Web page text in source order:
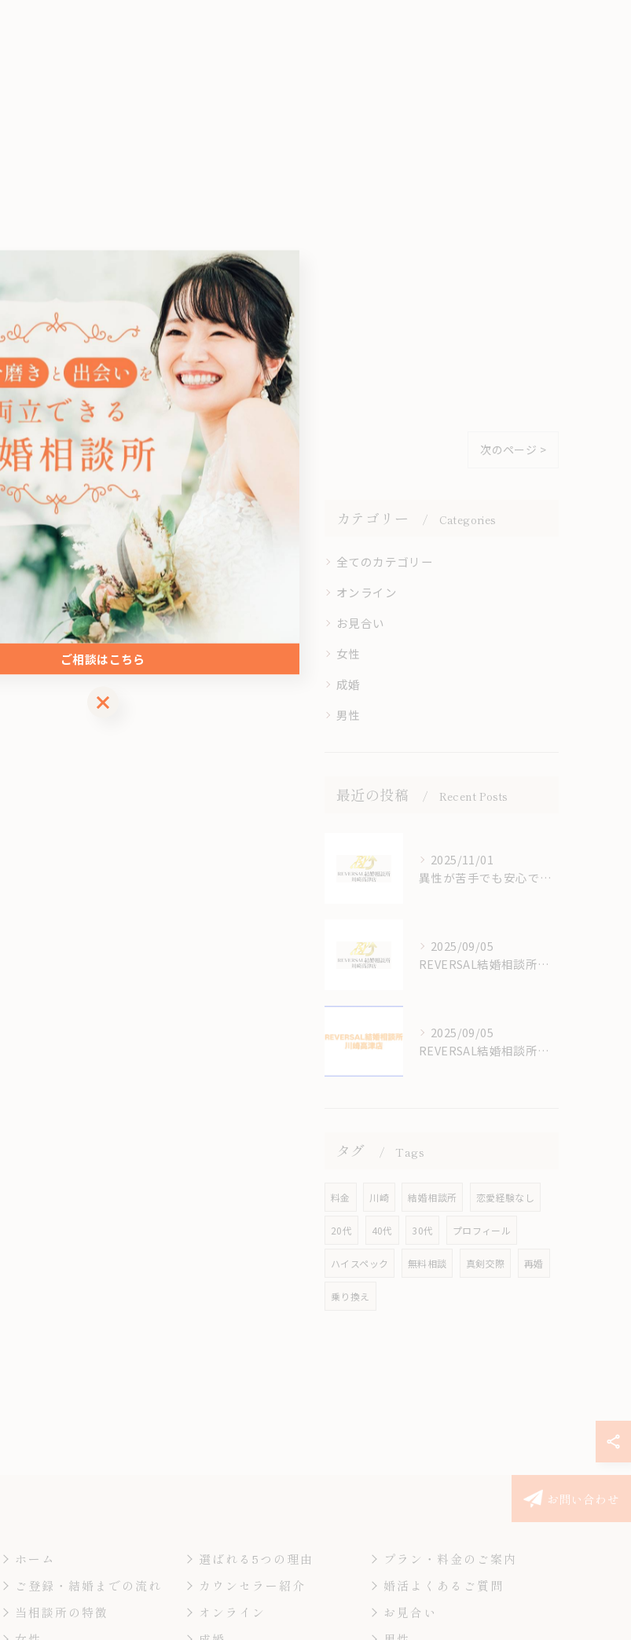
一覧に戻る 次のページ >
カテゴリー Categories
全てのカテゴリー
オンライン
お見合い
女性
成婚
男性
最近の投稿 Recent Posts
2025/11/01
異性が苦手でも安心できる結婚相談所のオンラインサポート体制
2025/09/05
REVERSAL結婚相談所川崎高津店の結婚相談所の料金はいくらかかるの？
2025/09/05
REVERSAL結婚相談所のサイトをリニューアルしてます！
タグ Tags
料金 川崎 結婚相談所 恋愛経験なし
20代 40代 30代 プロフィール
ハイスペック 無料相談 真剣交際 再婚
乗り換え
お問い合わせ
ホーム 選ばれる5つの理由
プラン・料金のご案内
ご登録・結婚までの流れ
カウンセラー紹介
婚活よくあるご質問
当相談所の特徴
オンライン
お見合い
ご相談はこちら
ご相談はこちら